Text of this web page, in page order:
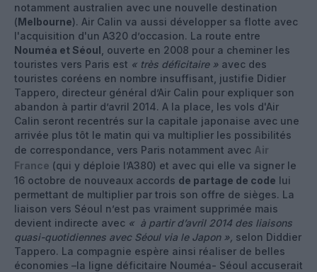
notamment australien avec une nouvelle destination
(Melbourne). Air Calin va aussi développer sa flotte avec
l'acquisition d'un A320 d’occasion. La route entre
Nouméa et Séoul , ouverte en 2008 pour a cheminer les
touristes vers Paris est « très déficitaire » avec des
touristes coréens en nombre insuffisant, justifie Didier
Tappero, directeur général d’Air Calin pour expliquer son
abandon à partir d’avril 2014. A la place, les vols d'Air
Calin seront recentrés sur la capitale japonaise avec une
arrivée plus tôt le matin qui va multiplier les possibilités
de correspondance, vers Paris notamment avec Air
France (qui y déploie l’A380) et avec qui elle va signer le
16 octobre de nouveaux accords de partage de code lui
permettant de multiplier par trois son offre de sièges. La
liaison vers Séoul n’est pas vraiment supprimée mais
devient indirecte avec « à partir d’avril 2014 des liaisons
quasi-quotidiennes avec Séoul via le Japon », selon Diddier
Tappero. La compagnie espère ainsi réaliser de belles
économies –la ligne déficitaire Nouméa- Séoul accuserait